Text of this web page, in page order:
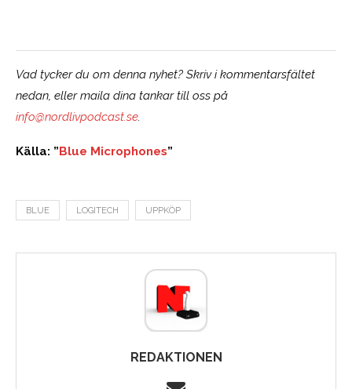
Vad tycker du om denna nyhet? Skriv i kommentarsfältet
nedan, eller maila dina tankar till oss på
info@nordlivpodcast.se.
Källa: ”Blue Microphones”
BLUE LOGITECH UPPKÖP
REDAKTIONEN